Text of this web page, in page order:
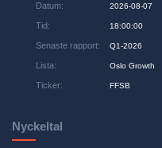
Datum: 2026-08-07
Tid: 18:00:00
Senaste rapport: Q1-2026
Lista: Oslo Growth
Ticker: FFSB
Nyckeltal